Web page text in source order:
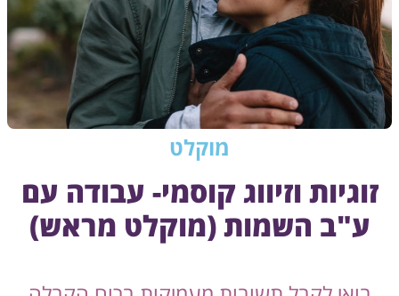
מוקלט
זוגיות וזיווג קוסמי- עבודה עם
ע"ב השמות (מוקלט מראש)